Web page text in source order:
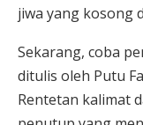
jiwa yang kosong
Sekarang, coba
ditulis oleh Putu
Rentetan kalimat